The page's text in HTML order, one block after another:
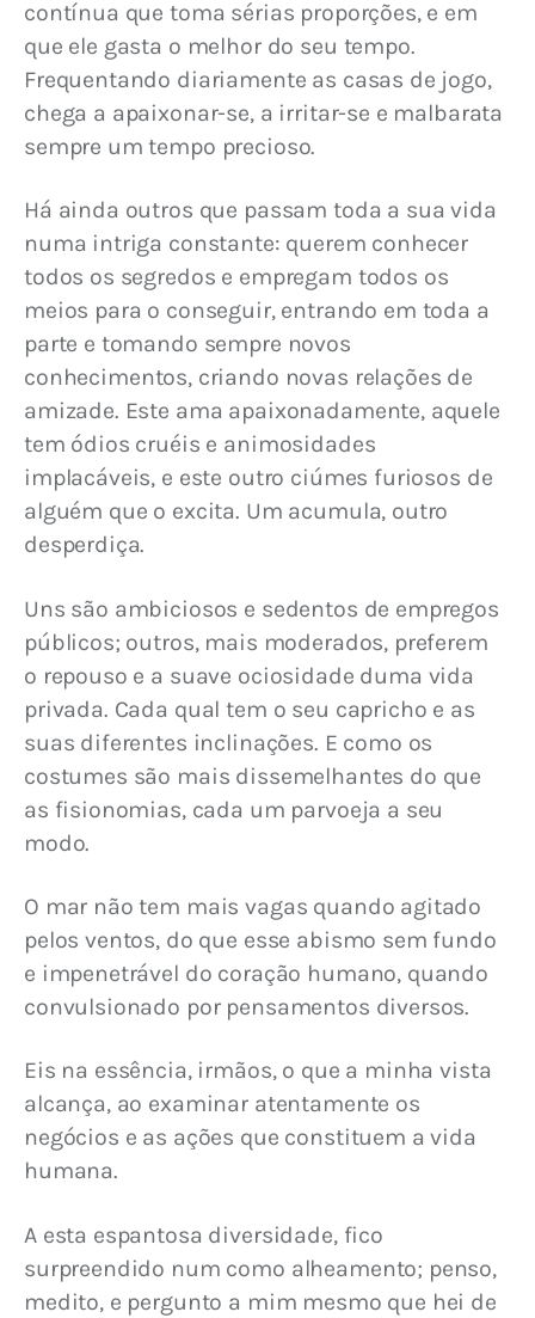
contínua que toma sérias proporções, e em
que ele gasta o melhor do seu tempo.
Frequentando diariamente as casas de jogo,
chega a apaixonar-se, a irritar-se e malbarata
sempre um tempo precioso.
Há ainda outros que passam toda a sua vida
numa intriga constante: querem conhecer
todos os segredos e empregam todos os
meios para o conseguir, entrando em toda a
parte e tomando sempre novos
conhecimentos, criando novas relações de
amizade. Este ama apaixonadamente, aquele
tem ódios cruéis e animosidades
implacáveis, e este outro ciúmes furiosos de
alguém que o excita. Um acumula, outro
desperdiça.
Uns são ambiciosos e sedentos de empregos
públicos; outros, mais moderados, preferem
o repouso e a suave ociosidade duma vida
privada. Cada qual tem o seu capricho e as
suas diferentes inclinações. E como os
costumes são mais dissemelhantes do que
as fisionomias, cada um parvoeja a seu
modo.
O mar não tem mais vagas quando agitado
pelos ventos, do que esse abismo sem fundo
e impenetrável do coração humano, quando
convulsionado por pensamentos diversos.
Eis na essência, irmãos, o que a minha vista
alcança, ao examinar atentamente os
negócios e as ações que constituem a vida
humana.
A esta espantosa diversidade, fico
surpreendido num como alheamento; penso,
medito, e pergunto a mim mesmo que hei de